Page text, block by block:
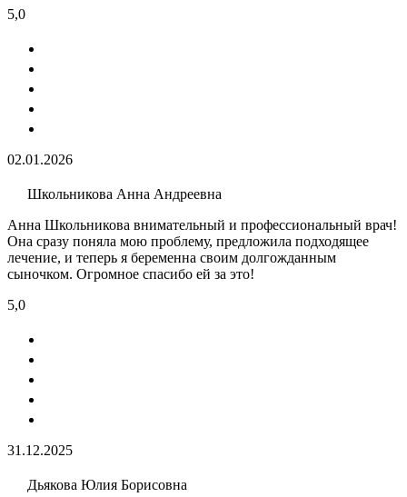
5,0
02.01.2026
Школьникова Анна Андреевна
Анна Школьникова внимательный и профессиональный врач!
Она сразу поняла мою проблему, предложила подходящее
лечение, и теперь я беременна своим долгожданным
сыночком. Огромное спасибо ей за это!
5,0
31.12.2025
Дьякова Юлия Борисовна